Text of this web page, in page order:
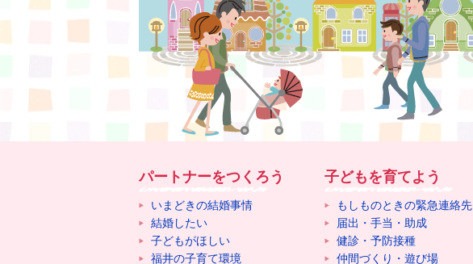
パートナーをつくろう
いまどきの結婚事情
結婚したい
子どもがほしい
福井の子育て環境
子どもを育てよう
もしものときの緊急連絡先
届出・手当・助成
健診・予防接種
仲間づくり・遊び場